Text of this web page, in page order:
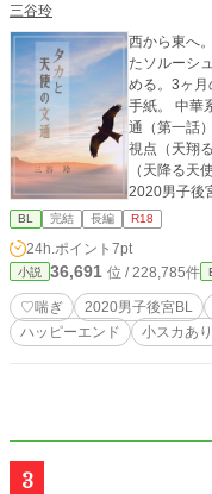
三谷玲
西から東へ
たソルーシ
める。3ヶ
手紙。 中華系優男王×中東系ガチムチ無垢な王子の3ヶ月の文
通（第一話
視点（天翔
（天降る天
2020男子後宮BLの
イトルの後
BL 完結 長編 R18
24h.ポイント 7pt
小説 36,691 位 / 228,785件
♡喘ぎ 2020男子後宮BL
ハッピーエンド
小スカあり
3